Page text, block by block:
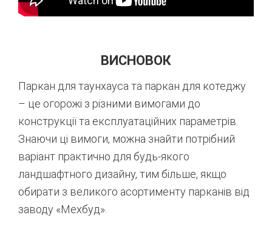
ВИСНОВОК
Паркан для таунхауса та паркан для котеджу
– це огорожі з різними вимогами до
конструкції та експлуатаційних параметрів.
Знаючи ці вимоги, можна знайти потрібний
варіант практично для будь-якого
ландшафтного дизайну, тим більше, якщо
обирати з великого асортименту парканів від
заводу «Мехбуд».